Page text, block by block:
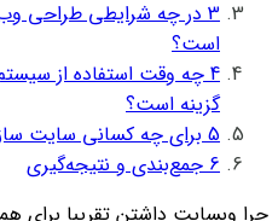
3 در چه شرایطی طراحی
است؟
4 چه وقت استفاده از
گزینه است؟
5 برای چه کسانی سایت
6 جمع‌بندی و نتیجه‌گیری
چرا وبسایت‌ داشتن تقریبا